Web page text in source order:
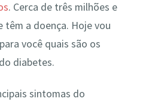
. Cerca de três milhões e
têm a doença. Hoje vou
você quais são os
diabetes.
sintomas do